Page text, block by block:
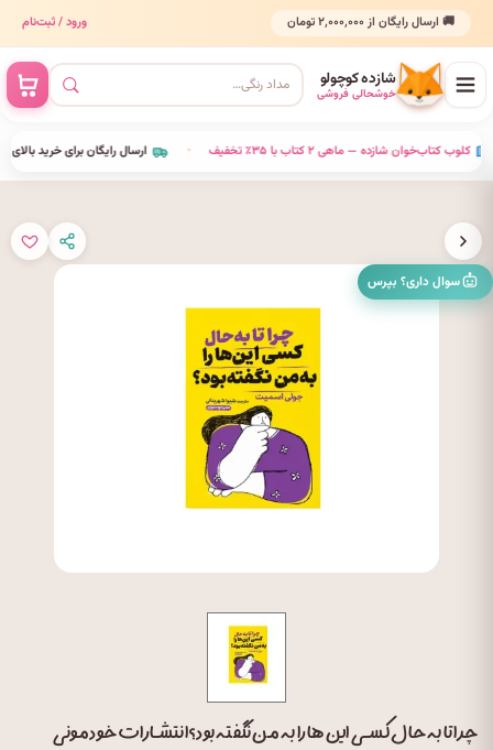
🚚 ارسال رایگان از ۲٬۰۰۰٬۰۰۰ تومان ورود / ثبت‌نام
شازده کوچولو
خوشحالی فروشی
ارسال رایگان برای خرید بالای • کلوب کتاب‌خوان شازده — ماهی ۲ کتاب با ۳۵٪ تخفیف •
سوال داری؟ بپرس
چرا تا به حال کسی این ها را به من نگفته بود ؟ انتشارات خودمونی